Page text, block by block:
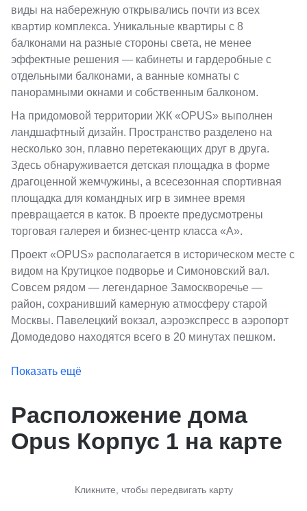
виды на набережную открывались почти из всех
квартир комплекса. Уникальные квартиры с 8
балконами на разные стороны света, не менее
эффектные решения — кабинеты и гардеробные с
отдельными балконами, а ванные комнаты с
панорамными окнами и собственным балконом.
На придомовой территории ЖК «OPUS» выполнен
ландшафтный дизайн. Пространство разделено на
несколько зон, плавно перетекающих друг в друга.
Здесь обнаруживается детская площадка в форме
драгоценной жемчужины, а всесезонная спортивная
площадка для командных игр в зимнее время
превращается в каток. В проекте предусмотрены
торговая галерея и бизнес-центр класса «А».
Проект «OPUS» располагается в историческом месте с
видом на Крутицкое подворье и Симоновский вал.
Совсем рядом — легендарное Замоскворечье —
район, сохранивший камерную атмосферу старой
Москвы. Павелецкий вокзал, аэроэкспресс в аэропорт
Домодедово находятся всего в 20 минутах пешком.
Показать ещё
Расположение дома
Opus Корпус 1 на карте
Кликните, чтобы передвигать карту